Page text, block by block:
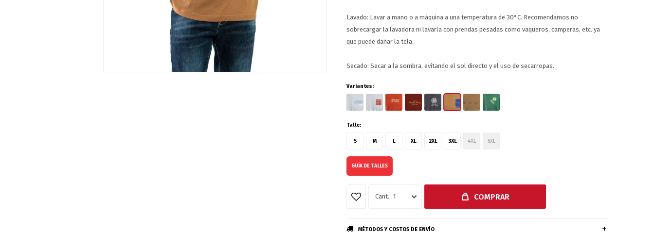
Lavado: Lavar a mano o a máquina a una temperatura de 30°C. Recomendamos no
sobrecargar la lavadora ni lavarla con prendas pesadas como vaqueros, camperas, etc. ya
que puede dañar la tela.
Secado: Secar a la sombra, evitando el sol directo y el uso de secarropas.
Variantes:
Talle:
S M L XL 2XL 3XL 4XL 5XL
GUÍA DE TALLES
1 COMPRAR
MÉTODOS Y COSTOS DE ENVÍO